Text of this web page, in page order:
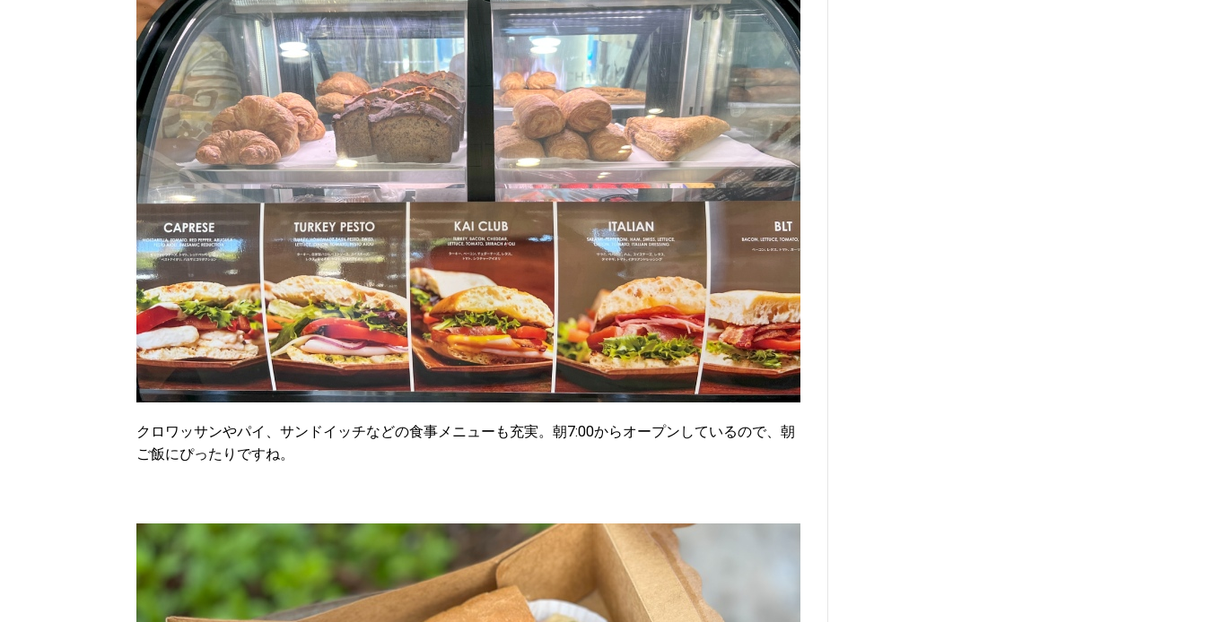
クロワッサンやパイ、サンドイッチなどの食事メニューも充実。朝7:00からオープンしているので、朝
ご飯にぴったりですね。